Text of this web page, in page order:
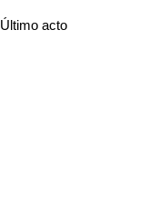
Último acto